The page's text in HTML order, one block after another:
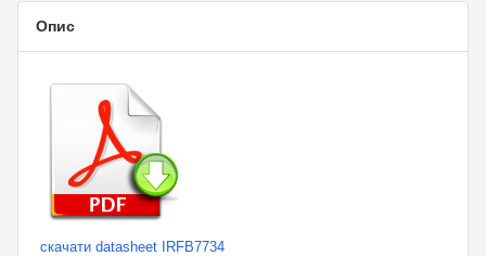
Опис
скачати datasheet IRFB7734